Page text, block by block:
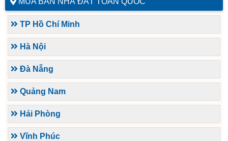
TP Hồ Chí Minh
Hà Nội
Đà Nẵng
Quảng Nam
Hải Phòng
Vĩnh Phúc